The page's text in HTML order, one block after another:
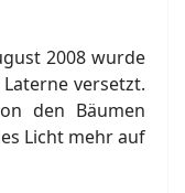
2008 wurde
versetzt.
den Bäumen
Licht mehr auf